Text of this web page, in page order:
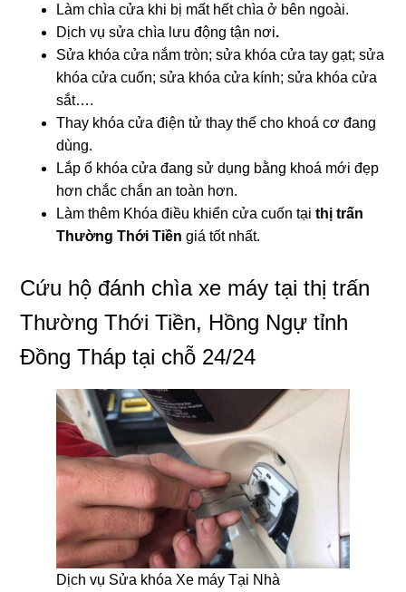
Làm chìa cửa khi bị mất hết chìa ở bên ngoài.
Dịch vụ sửa chìa lưu động tận nơi.
Sửa khóa cửa nắm tròn; sửa khóa cửa tay gạt; sửa
khóa cửa cuốn; sửa khóa cửa kính; sửa khóa cửa
sắt….
Thay khóa cửa điện tử thay thế cho khoá cơ đang
dùng.
Lắp ổ khóa cửa đang sử dụng bằng khoá mới đẹp
hơn chắc chắn an toàn hơn.
Làm thêm Khóa điều khiển cửa cuốn tạithị trấn
Thường Thới Tiềngiá tốt nhất.
Cứu hộ đánh chìa xe máy tại thị trấn
Thường Thới Tiền, Hồng Ngự tỉnh
Đồng Tháp tại chỗ 24/24
Dịch vụ Sửa khóa Xe máy Tại Nhà